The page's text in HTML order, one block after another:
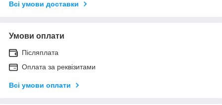
Всі умови доставки
Умови оплати
Післяплата
Оплата за реквізитами
Всі умови оплати